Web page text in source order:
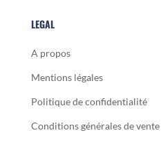
LEGAL
A propos
Mentions légales
Politique de confidentialité
Conditions générales de vente